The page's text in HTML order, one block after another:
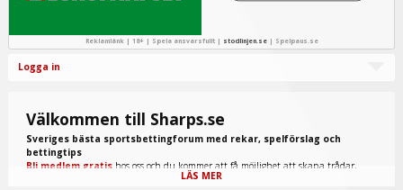
Reklamlänk | 18+ | Spela ansvarsfullt | stodlinjen.se| Spelpaus.se
Logga in
Välkommen till Sharps.se
Sveriges bästa sportsbettingforum med rekar, spelförslag och
bettingtips
Bli medlem gratis hos oss och du kommer att få möjlighet att skapa trådar,
skriva inlägg, ta del av spel från "procappers" och mycket annat.
LÄS MER